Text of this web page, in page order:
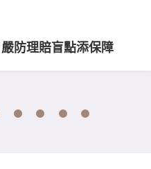
防理賠盲點添保障
6 7 8 9